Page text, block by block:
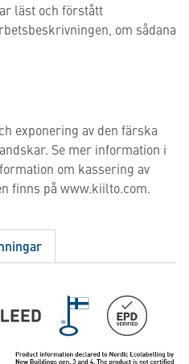
läst och förstått
om sådana
exponering av den färska
Se mer information i
om kassering av
finns på www.kiilto.com.